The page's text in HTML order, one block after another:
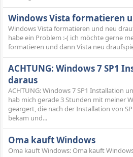
Windows Vista formatieren
Windows Vista formatieren und neu
habe ein Problem :-( ich möchte gerne
formatieren und dann Vista neu
ACHTUNG: Windows 7 SP1
daraus
ACHTUNG: Windows 7 SP1 Installation
hab mich gerade 3 Stunden mit meiner
geärgert, die nach der Installation von
bekam und...
Oma kauft Windows
Oma kauft Windows: Oma kauft